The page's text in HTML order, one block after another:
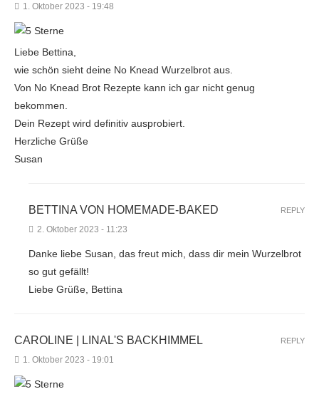
1. Oktober 2023 - 19:48
Liebe Bettina,
wie schön sieht deine No Knead Wurzelbrot aus.
Von No Knead Brot Rezepte kann ich gar nicht genug
bekommen.
Dein Rezept wird definitiv ausprobiert.
Herzliche Grüße
Susan
BETTINA VON HOMEMADE-BAKED
2. Oktober 2023 - 11:23
Danke liebe Susan, das freut mich, dass dir mein Wurzelbrot
so gut gefällt!
Liebe Grüße, Bettina
REPLY
CAROLINE | LINAL'S BACKHIMMEL
1. Oktober 2023 - 19:01
REPLY